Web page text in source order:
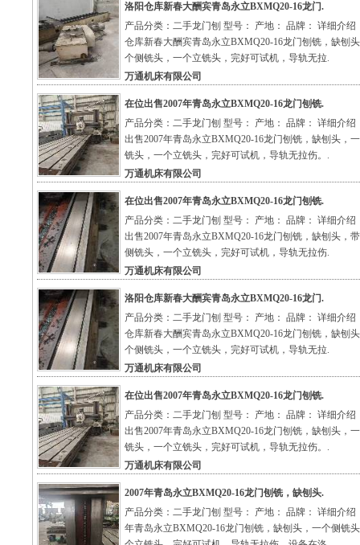
洛阳仓库新春大酬宾青岛永立BXMQ20-16龙门.
产品分类：二手龙门刨 型号： 产地： 品牌： 详细介绍
仓库新春大酬宾青岛永立BXMQ20-16龙门刨铣，缺刨
个侧铣头，一个立铣头，完好可试机，导轨无拉.
万通机床有限公司
在位出售2007年青岛永立BXMQ20-16龙门刨铣.
产品分类：二手龙门刨 型号： 产地： 品牌： 详细介绍
出售2007年青岛永立BXMQ20-16龙门刨铣，缺刨头，
铣头，一个立铣头，完好可试机，导轨无拉伤。.
万通机床有限公司
在位出售2007年青岛永立BXMQ20-16龙门刨铣.
产品分类：二手龙门刨 型号： 产地： 品牌： 详细介绍
出售2007年青岛永立BXMQ20-16龙门刨铣，缺刨头，
侧铣头，一个立铣头，完好可试机，导轨无拉伤.
万通机床有限公司
洛阳仓库新春大酬宾青岛永立BXMQ20-16龙门.
产品分类：二手龙门刨 型号： 产地： 品牌： 详细介绍
仓库新春大酬宾青岛永立BXMQ20-16龙门刨铣，缺刨
个侧铣头，一个立铣头，完好可试机，导轨无拉.
万通机床有限公司
在位出售2007年青岛永立BXMQ20-16龙门刨铣.
产品分类：二手龙门刨 型号： 产地： 品牌： 详细介绍
出售2007年青岛永立BXMQ20-16龙门刨铣，缺刨头，
铣头，一个立铣头，完好可试机，导轨无拉伤。.
万通机床有限公司
2007年青岛永立BXMQ20-16龙门刨铣，缺刨头.
产品分类：二手龙门刨 型号： 产地： 品牌： 详细介绍
年青岛永立BXMQ20-16龙门刨铣，缺刨头，一个侧铣